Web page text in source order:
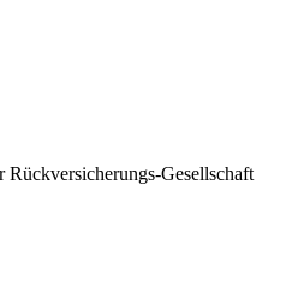
Rückversicherungs-Gesellschaft